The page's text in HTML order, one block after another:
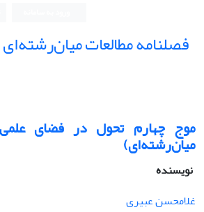
فصلنامه مطالعات
موج چهارم تحول در فضای
میان‌رشته‌ای)
نویسنده
غلامحسن عبیری